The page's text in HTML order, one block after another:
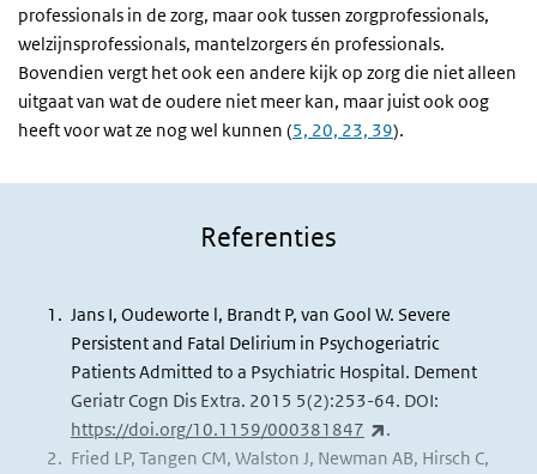
professionals in de zorg, maar ook tussen zorgprofessionals,
welzijnsprofessionals, mantelzorgers én professionals.
Bovendien vergt het ook een andere kijk op zorg die niet alleen
uitgaat van wat de oudere niet meer kan, maar juist ook oog
heeft voor wat ze nog wel kunnen (5, 20, 23, 39).
Referenties
Jans I, Oudeworte l, Brandt P, van Gool W. Severe
Persistent and Fatal Delirium in Psychogeriatric
Patients Admitted to a Psychiatric Hospital. Dement
Geriatr Cogn Dis Extra. 2015 5(2):253-64. DOI:
https://doi.org/10.1159/000381847 (externe link)
.
Fried LP, Tangen CM, Walston J, Newman AB, Hirsch C,